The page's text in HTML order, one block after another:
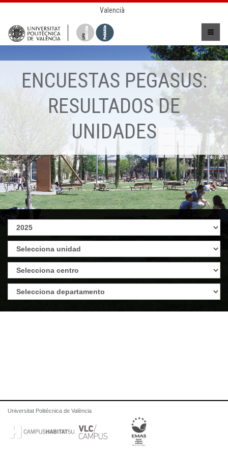
Valencià
ENCUESTAS PEGASUS:
RESULTADOS DE
UNIDADES
Universitat Politècnica de València